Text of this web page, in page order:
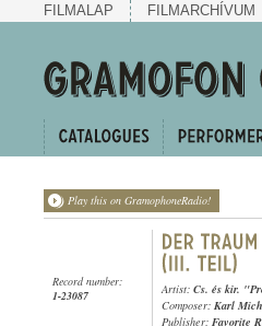
FILMALAP FILMARCHÍVUM
Play this on GramophoneRadio!
Record number:
1-23087
Artist: Cs. és kir.
Composer: Karl
Publisher: Favorite